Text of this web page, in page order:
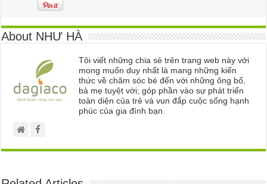
About NHƯ HÀ
Tôi viết những chia sẻ trên trang web này với
mong muốn duy nhất là mang những kiến
thức về chăm sóc bé đến với những ông bố,
bà mẹ tuyệt vời; góp phần vào sự phát triển
toàn diện của trẻ và vun đắp cuộc sống hạnh
phúc của gia đình bạn.